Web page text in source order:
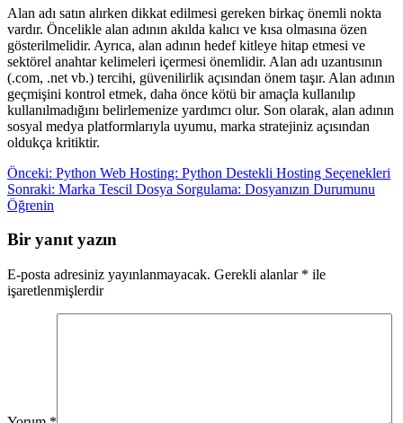
Alan adı satın alırken dikkat edilmesi gereken birkaç önemli nokta
vardır. Öncelikle alan adının akılda kalıcı ve kısa olmasına özen
gösterilmelidir. Ayrıca, alan adının hedef kitleye hitap etmesi ve
sektörel anahtar kelimeleri içermesi önemlidir. Alan adı uzantısının
(.com, .net vb.) tercihi, güvenilirlik açısından önem taşır. Alan adının
geçmişini kontrol etmek, daha önce kötü bir amaçla kullanılıp
kullanılmadığını belirlemenize yardımcı olur. Son olarak, alan adının
sosyal medya platformlarıyla uyumu, marka stratejiniz açısından
oldukça kritiktir.
Yazı
gezinmesi
Önceki: Python Web Hosting: Python Destekli Hosting Seçenekleri
Sonraki: Marka Tescil Dosya Sorgulama: Dosyanızın Durumunu
Öğrenin
Bir yanıt yazın
E-posta adresiniz yayınlanmayacak. Gerekli alanlar * ile
işaretlenmişlerdir